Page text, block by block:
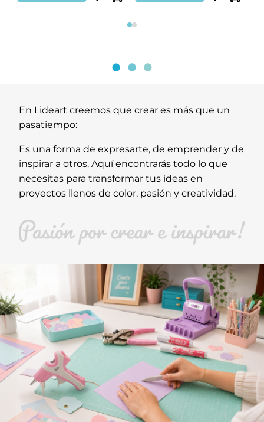
Página 1
Página 2
En Lideart creemos que crear es más que un
pasatiempo:
Es una forma de expresarte, de emprender y de
inspirar a otros. Aquí encontrarás todo lo que
necesitas para transformar tus ideas en
proyectos llenos de color, pasión y creatividad.